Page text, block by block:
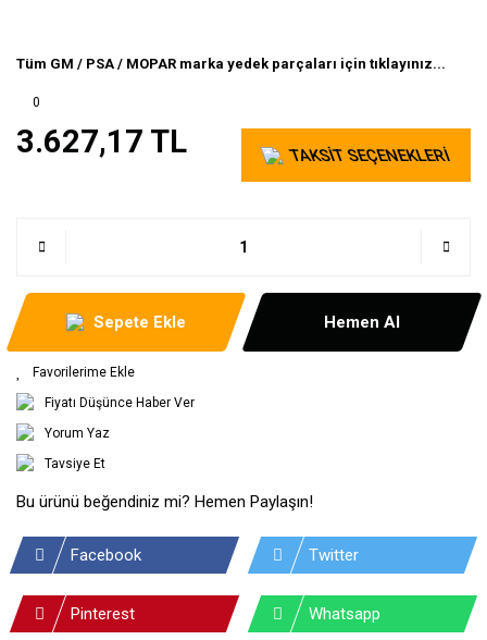
Tüm GM / PSA / MOPAR marka yedek parçaları için tıklayınız...
0
3.627,17 TL TAKSİT SEÇENEKLERİ
Sepete Ekle Hemen Al
Fiyatı Düşünce Haber Ver
Yorum Yaz
Tavsiye Et
Bu ürünü beğendiniz mi? Hemen Paylaşın!
Facebook Twitter
Pinterest Whatsapp